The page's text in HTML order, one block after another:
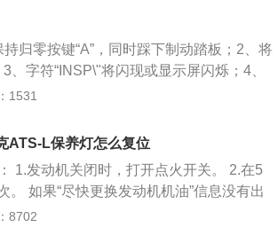
何从陆续的消费中尽量节省开支，花小
定期保养的规律；
归零按键“A”，同时踩下制动踏板；2、将
字符“INSP\"将闪现或显示屏闪烁；4、
在显示屏上；5、释放归零按键“A”，松
1531
ATS-L保养灯怎么复位
1.发动机关闭时，打开点火开关。 2.在5
如果“尽快更换发动机机油”信息没有出
盘右侧的驾驶员信息中心控制按钮控制仪
8702